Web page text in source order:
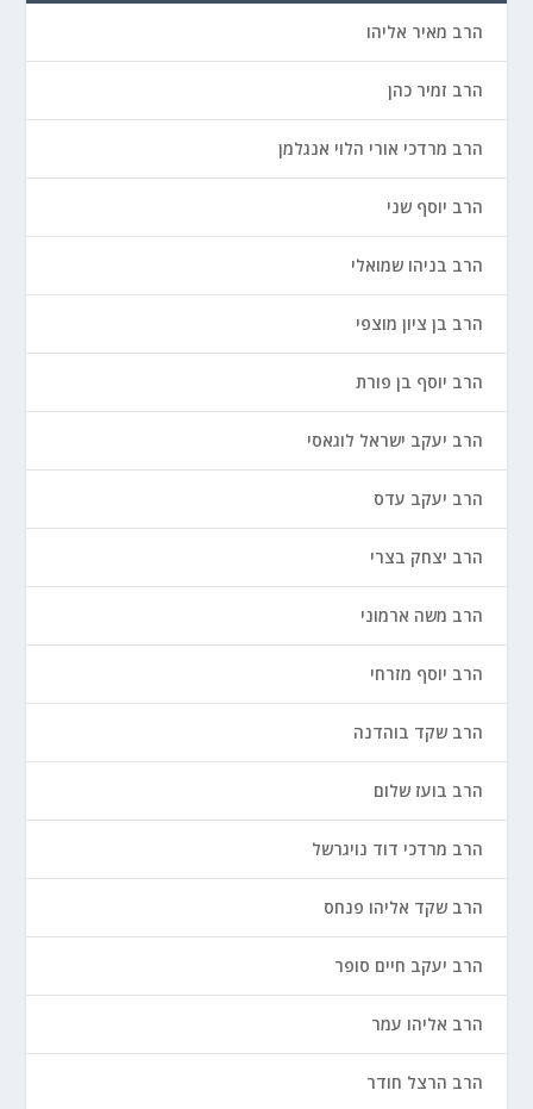
הרב מאיר אליהו
הרב זמיר כהן
הרב מרדכי אורי הלוי אנגלמן
הרב יוסף שני
הרב בניהו שמואלי
הרב בן ציון מוצפי
הרב יוסף בן פורת
הרב יעקב ישראל לוגאסי
הרב יעקב עדס
הרב יצחק בצרי
הרב משה ארמוני
הרב יוסף מזרחי
הרב שקד בוהדנה
הרב בועז שלום
הרב מרדכי דוד נויגרשל
הרב שקד אליהו פנחס
הרב יעקב חיים סופר
הרב אליהו עמר
הרב הרצל חודר